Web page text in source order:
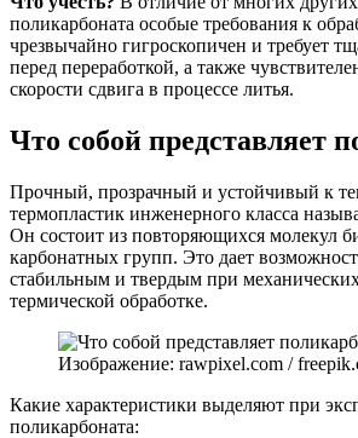
поликарбоната особые требования к
чрезвычайно гигроскопичен и требует
перед переработкой, а также
скорости сдвига в процессе литья.
Что собой представляет
Прочный, прозрачный и устойчивый к
термопластик инженерного класса
Он состоит из повторяющихся молекул
карбонатных групп. Это дает
стабильным и твердым при
термической обработке.
Изображение: rawpixel.com /
Какие характеристики выделяют при
поликарбоната: